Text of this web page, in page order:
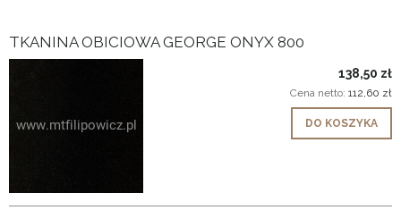
TKANINA OBICIOWA GEORGE ONYX 800
138,50 zł
Cena netto: 112,60 zł
DO KOSZYKA